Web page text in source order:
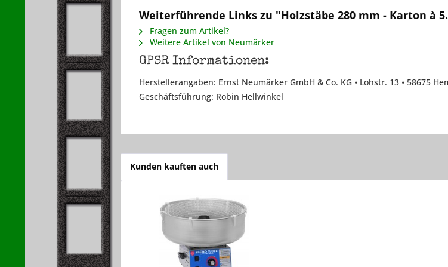
Weiterführende Links zu "Holzstäbe 280 mm - Karton à
Fragen zum Artikel?
Weitere Artikel von Neumärker
GPSR Informationen:
Herstellerangaben: Ernst Neumärker GmbH & Co. KG • Lohstr. 13 • 58675
Geschäftsführung: Robin Hellwinkel
Kunden kauften auch